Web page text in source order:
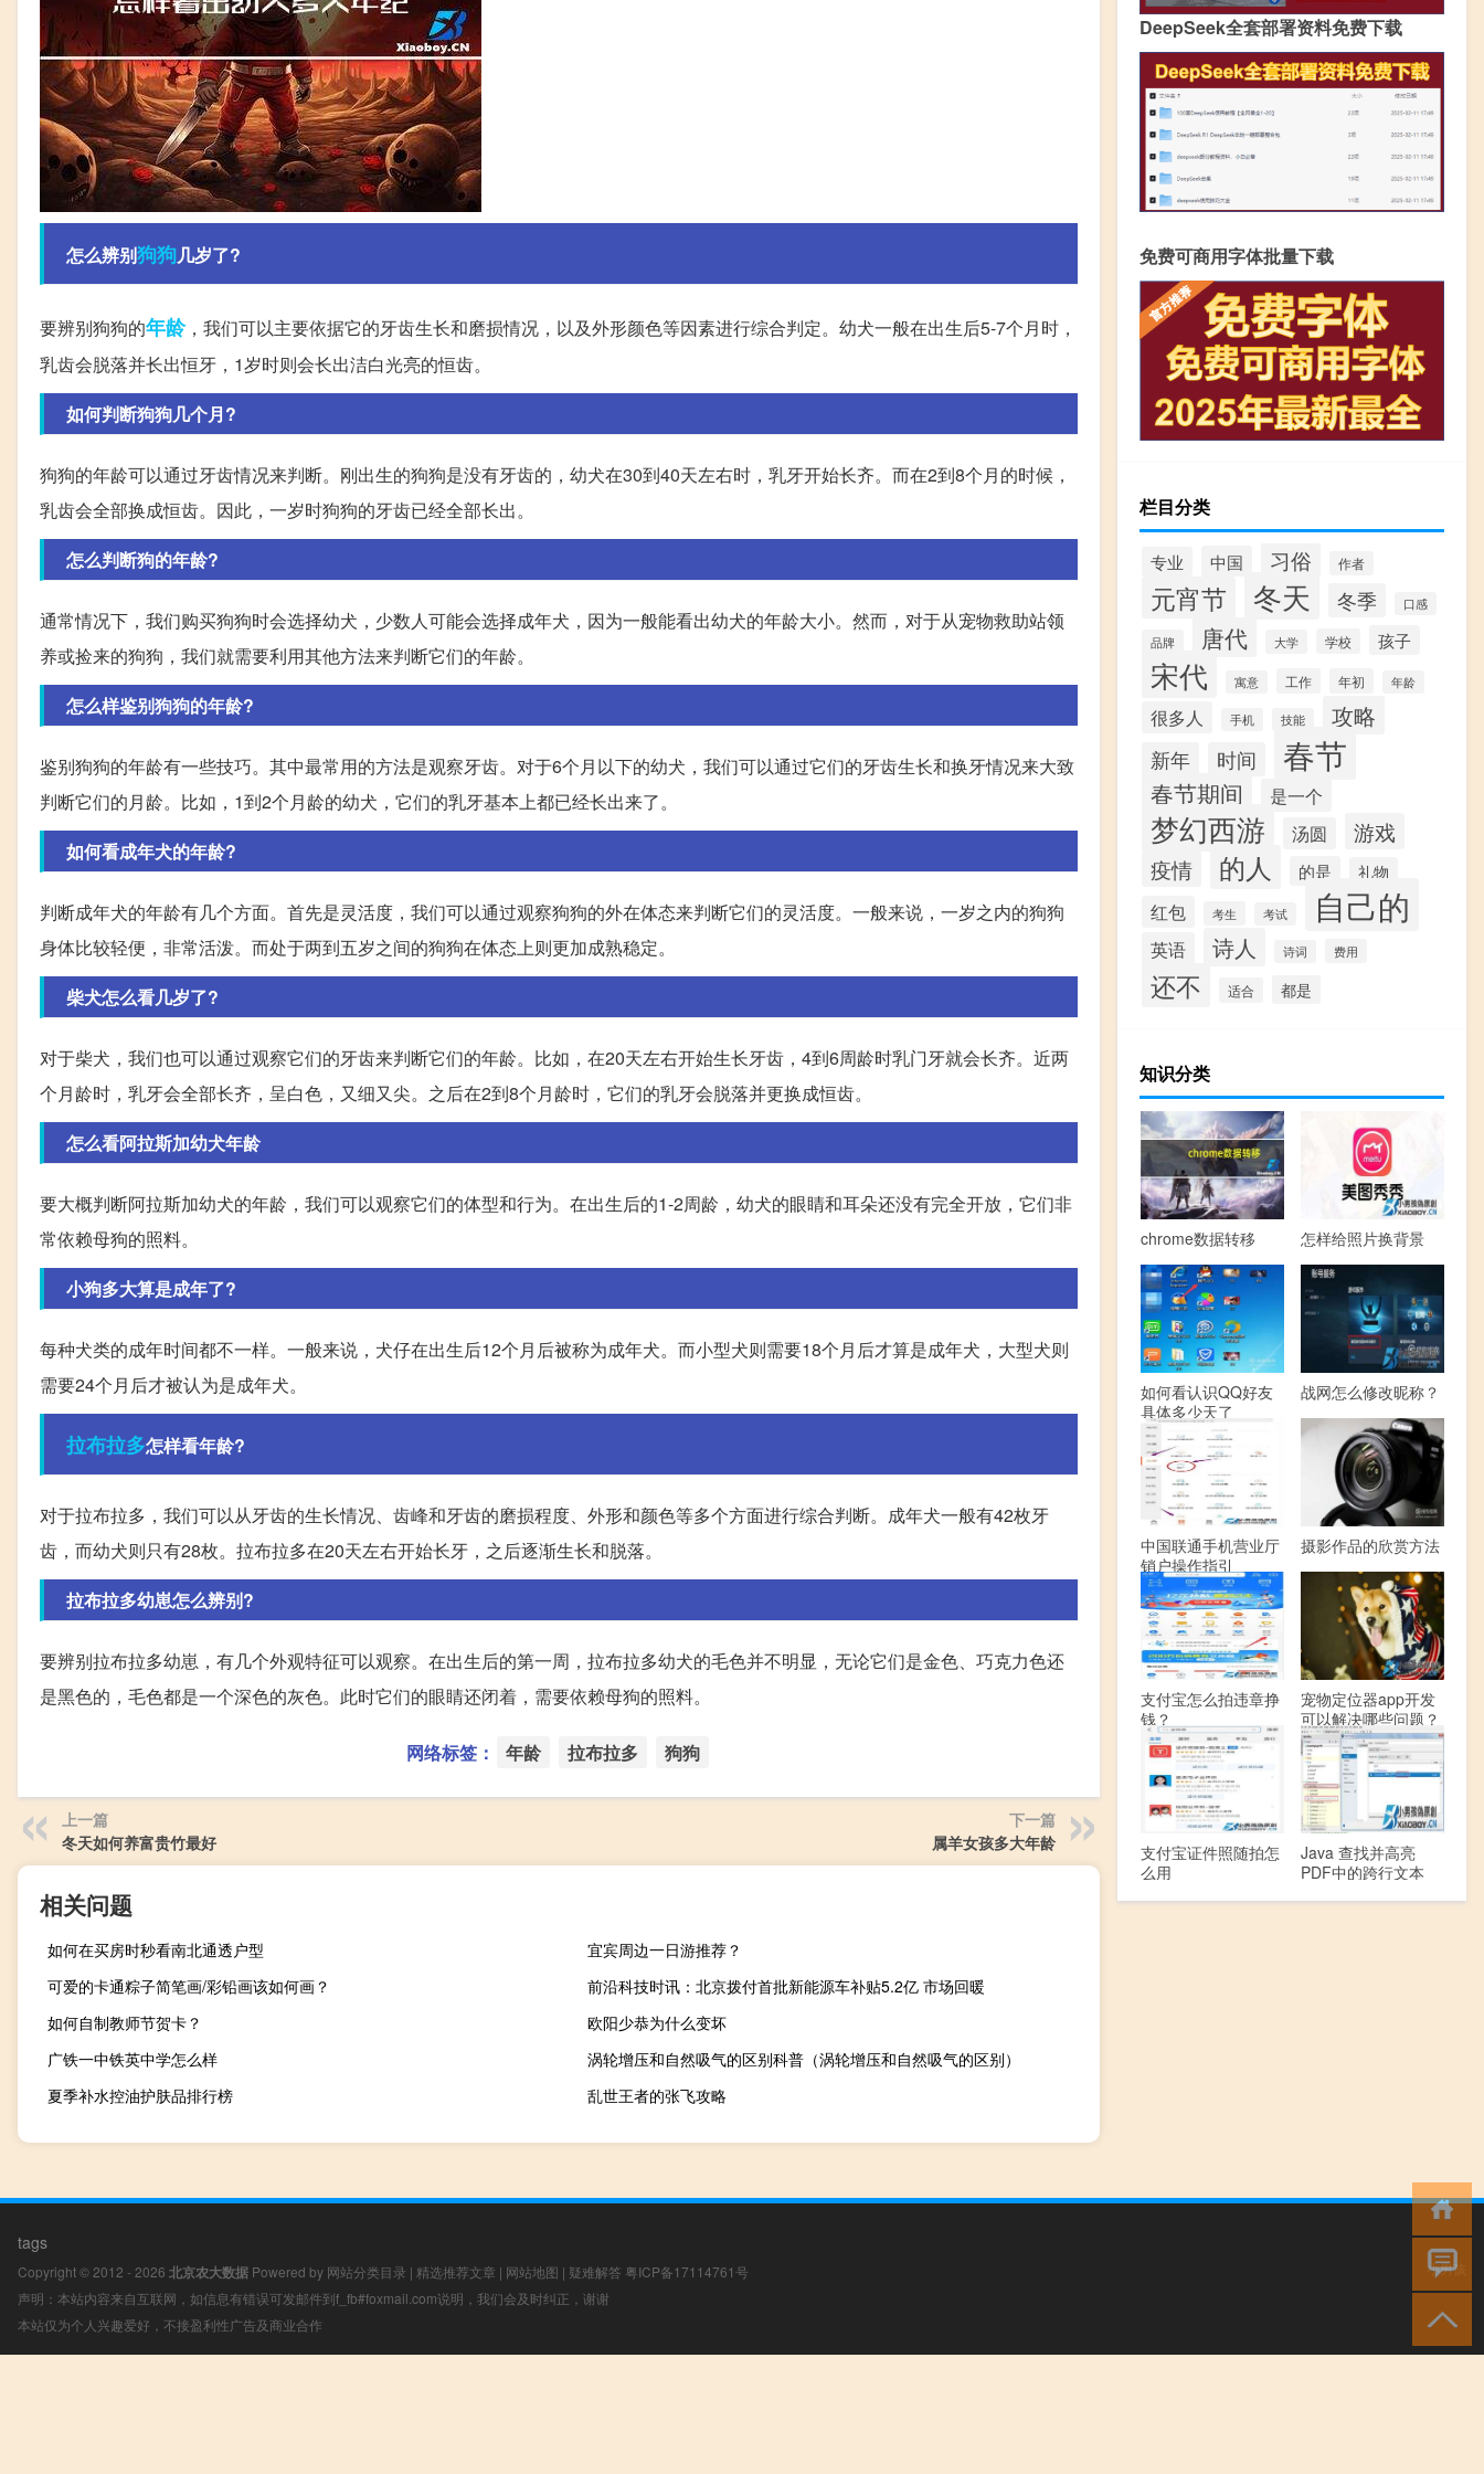
怎么辨别狗狗几岁了?
要辨别狗狗的年龄，我们可以主要依据它的牙齿生长和磨损情况，以及外形颜色等因素进行综合判定。幼犬一般在出生后5-7个月时，
乳齿会脱落并长出恒牙，1岁时则会长出洁白光亮的恒齿。
如何判断狗狗几个月?
狗狗的年龄可以通过牙齿情况来判断。刚出生的狗狗是没有牙齿的，幼犬在30到40天左右时，乳牙开始长齐。而在2到8个月的时候，
乳齿会全部换成恒齿。因此，一岁时狗狗的牙齿已经全部长出。
怎么判断狗的年龄?
通常情况下，我们购买狗狗时会选择幼犬，少数人可能会选择成年犬，因为一般能看出幼犬的年龄大小。然而，对于从宠物救助站领
养或捡来的狗狗，我们就需要利用其他方法来判断它们的年龄。
怎么样鉴别狗狗的年龄?
鉴别狗狗的年龄有一些技巧。其中最常用的方法是观察牙齿。对于6个月以下的幼犬，我们可以通过它们的牙齿生长和换牙情况来大致
判断它们的月龄。比如，1到2个月龄的幼犬，它们的乳牙基本上都已经长出来了。
如何看成年犬的年龄?
判断成年犬的年龄有几个方面。首先是灵活度，我们可以通过观察狗狗的外在体态来判断它们的灵活度。一般来说，一岁之内的狗狗
身体比较轻便，非常活泼。而处于两到五岁之间的狗狗在体态上则更加成熟稳定。
柴犬怎么看几岁了?
对于柴犬，我们也可以通过观察它们的牙齿来判断它们的年龄。比如，在20天左右开始生长牙齿，4到6周龄时乳门牙就会长齐。近两
个月龄时，乳牙会全部长齐，呈白色，又细又尖。之后在2到8个月龄时，它们的乳牙会脱落并更换成恒齿。
怎么看阿拉斯加幼犬年龄
要大概判断阿拉斯加幼犬的年龄，我们可以观察它们的体型和行为。在出生后的1-2周龄，幼犬的眼睛和耳朵还没有完全开放，它们非
常依赖母狗的照料。
小狗多大算是成年了?
每种犬类的成年时间都不一样。一般来说，犬仔在出生后12个月后被称为成年犬。而小型犬则需要18个月后才算是成年犬，大型犬则
需要24个月后才被认为是成年犬。
拉布拉多怎样看年龄?
对于拉布拉多，我们可以从牙齿的生长情况、齿峰和牙齿的磨损程度、外形和颜色等多个方面进行综合判断。成年犬一般有42枚牙
齿，而幼犬则只有28枚。拉布拉多在20天左右开始长牙，之后逐渐生长和脱落。
拉布拉多幼崽怎么辨别?
要辨别拉布拉多幼崽，有几个外观特征可以观察。在出生后的第一周，拉布拉多幼犬的毛色并不明显，无论它们是金色、巧克力色还
是黑色的，毛色都是一个深色的灰色。此时它们的眼睛还闭着，需要依赖母狗的照料。
网络标签： 年龄 拉布拉多 狗狗
上一篇
冬天如何养富贵竹最好
下一篇
属羊女孩多大年龄
相关问题
如何在买房时秒看南北通透户型
宜宾周边一日游推荐？
可爱的卡通粽子简笔画/彩铅画该如何画？
前沿科技时讯：北京拨付首批新能源车补贴5.2亿 市场回暖
如何自制教师节贺卡？
欧阳少恭为什么变坏
广铁一中铁英中学怎么样
涡轮增压和自然吸气的区别科普（涡轮增压和自然吸气的区别）
夏季补水控油护肤品排行榜
乱世王者的张飞攻略
DeepSeek全套部署资料免费下载
免费可商用字体批量下载
栏目分类
专业 中国 习俗 作者
元宵节 冬天 冬季 口感
品牌 唐代 大学 学校 孩子
宋代 寓意 工作 年初 年龄
很多人 手机 技能 攻略
新年 时间 春节
春节期间 是一个
梦幻西游 汤圆
游戏
疫情
的人 的是 礼物
红包 考生 考试 自己的
英语 诗人 诗词 费用
还不 适合 都是
知识分类
chrome数据转移 怎样给照片换背景
如何看认识QQ好友
具体多少天了
战网怎么修改昵称？
中国联通手机营业厅
销户操作指引
摄影作品的欣赏方法
支付宝怎么拍违章挣
钱？
宠物定位器app开发
可以解决哪些问题？
支付宝证件照随拍怎
么用
Java 查找并高亮
PDF中的跨行文本
tags
Copyright © 2012 - 2026 北京农大数据 Powered by 网站分类目录 | 精选推荐文章 | 网站地图 | 疑难解答 粤ICP备17114761号
声明：本站内容来自互联网，如信息有错误可发邮件到f_fb#foxmail.com说明，我们会及时纠正，谢谢
本站仅为个人兴趣爱好，不接盈利性广告及商业合作
小男孩